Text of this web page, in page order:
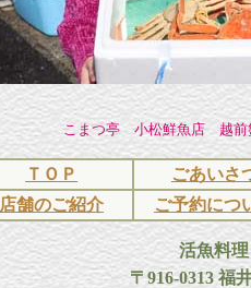
こまつ亭 小松鮮魚店 越
ＴＯＰ
ごあいさ
店舗のご紹介
ご予約につ
活魚料
〒916-0313 福